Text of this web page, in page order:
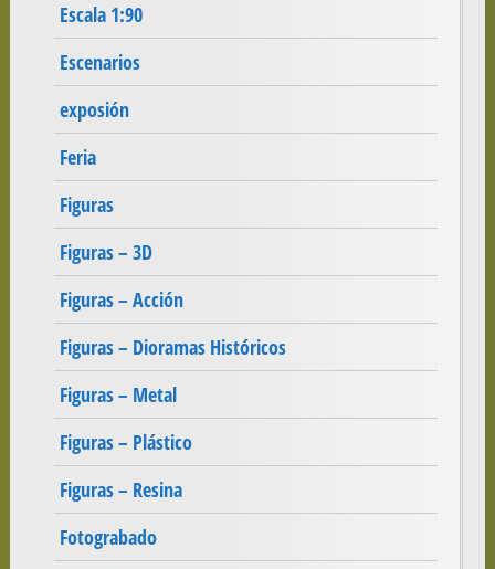
Escala 1:90
Escenarios
exposión
Feria
Figuras
Figuras – 3D
Figuras – Acción
Figuras – Dioramas Históricos
Figuras – Metal
Figuras – Plástico
Figuras – Resina
Fotograbado